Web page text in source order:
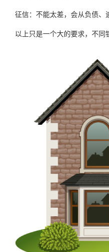
征信：不能太差，会从负债、
以上只是一个大的要求，不同银